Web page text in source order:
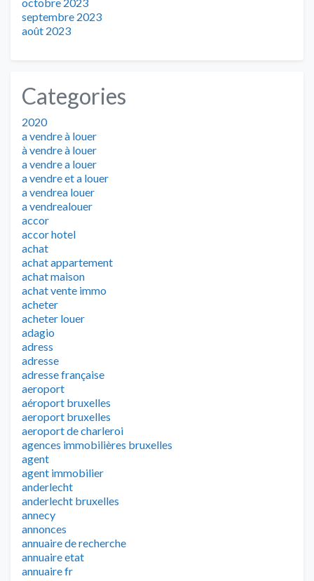
septembre 2023
août 2023
Categories
2020
a vendre à louer
à vendre à louer
a vendre a louer
a vendre et a louer
a vendrea louer
a vendrealouer
accor
accor hotel
achat
achat appartement
achat maison
achat vente immo
acheter
acheter louer
adagio
adress
adresse
adresse française
aeroport
aéroport bruxelles
aeroport bruxelles
aeroport de charleroi
agences immobilières bruxelles
agent
agent immobilier
anderlecht
anderlecht bruxelles
annecy
annonces
annuaire de recherche
annuaire etat
annuaire fr